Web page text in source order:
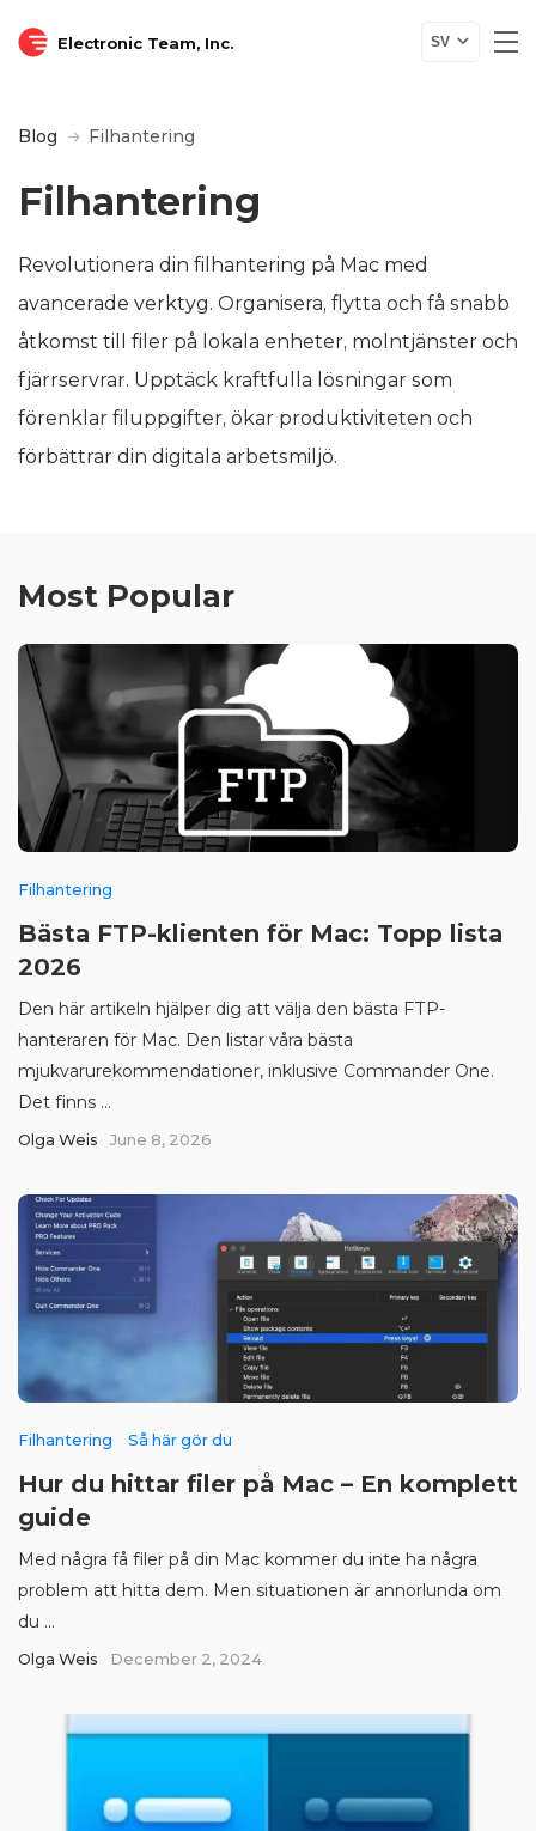
Electronic Team, Inc. SV
Blog Filhantering
Filhantering
Revolutionera din filhantering på Mac med
avancerade verktyg. Organisera, flytta och få snabb
åtkomst till filer på lokala enheter, molntjänster och
fjärrservrar. Upptäck kraftfulla lösningar som
förenklar filuppgifter, ökar produktiviteten och
förbättrar din digitala arbetsmiljö.
Most Popular
Filhantering
Bästa FTP-klienten för Mac: Topp lista
2026
Den här artikeln hjälper dig att välja den bästa FTP-
hanteraren för Mac. Den listar våra bästa
mjukvarurekommendationer, inklusive Commander One.
Det finns ...
Olga Weis June 8, 2026
Filhantering Så här gör du
Hur du hittar filer på Mac – En komplett
guide
Med några få filer på din Mac kommer du inte ha några
problem att hitta dem. Men situationen är annorlunda om
du ...
Olga Weis December 2, 2024